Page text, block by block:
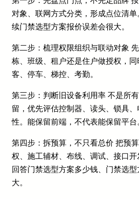
对象、联网方式分类，形成点位清
续门禁选型方案报价误差会很大。
第二步：梳理权限组织与联动对象
栋、班级、租户还是住户做授权，
客、停车、梯控、考勤。
第三步：判断旧设备利用率 不是所
留，优先评估控制器、读头、锁具
性。能保留前端，不代表能保留平台
第四步：拆预算，不只看总价 把预
权、施工辅材、布线、调试、接口
回答门禁选型方案多少钱、门禁选
大。